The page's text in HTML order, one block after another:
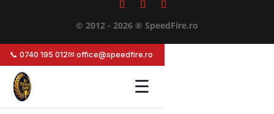
© 2012 - 2026 ® SpeedFire.ro